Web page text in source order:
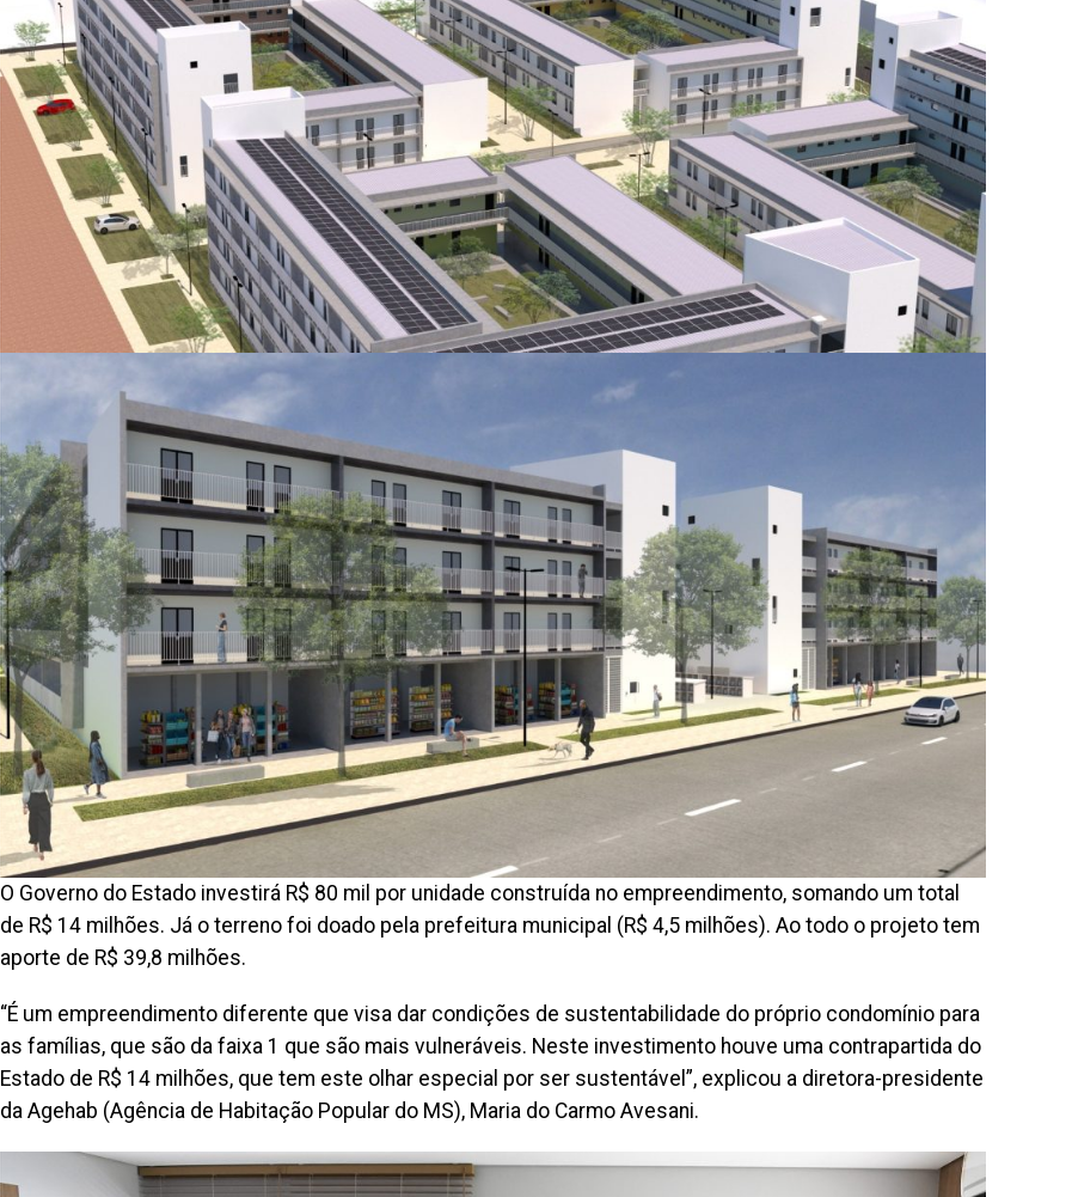
O Governo do Estado investirá R$ 80 mil por unidade construída no empreendimento, somando um total
de R$ 14 milhões. Já o terreno foi doado pela prefeitura municipal (R$ 4,5 milhões). Ao todo o projeto tem
aporte de R$ 39,8 milhões.
“É um empreendimento diferente que visa dar condições de sustentabilidade do próprio condomínio para
as famílias, que são da faixa 1 que são mais vulneráveis. Neste investimento houve uma contrapartida do
Estado de R$ 14 milhões, que tem este olhar especial por ser sustentável”, explicou a diretora-presidente
da Agehab (Agência de Habitação Popular do MS), Maria do Carmo Avesani.